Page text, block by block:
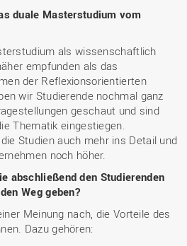
duale Masterstudium vom
als wissenschaftlich
empfunden als das
der Reflexionsorientierten
wir Studierende nochmal ganz
geschaut und sind
Thematik eingestiegen.
Studien auch mehr ins Detail und
noch höher.
abschließend den Studierenden
Weg geben?
Meinung nach, die Vorteile des
Dazu gehören: